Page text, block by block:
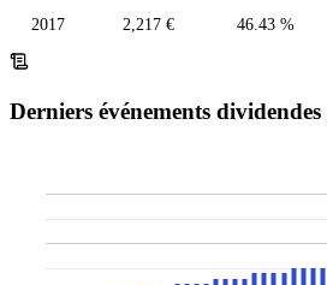
2017 2,217 € 46.43 %
Derniers événements dividendes